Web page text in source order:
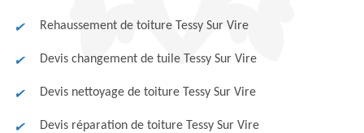
Rehaussement de toiture Tessy Sur Vire
Devis changement de tuile Tessy Sur Vire
Devis nettoyage de toiture Tessy Sur Vire
Devis réparation de toiture Tessy Sur Vire